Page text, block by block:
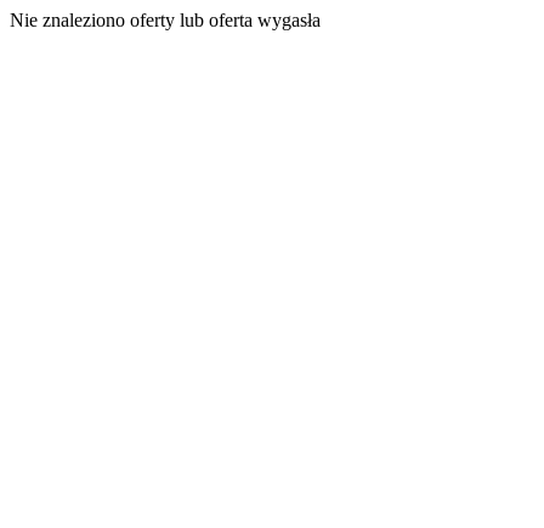
Nie znaleziono oferty lub oferta wygasła